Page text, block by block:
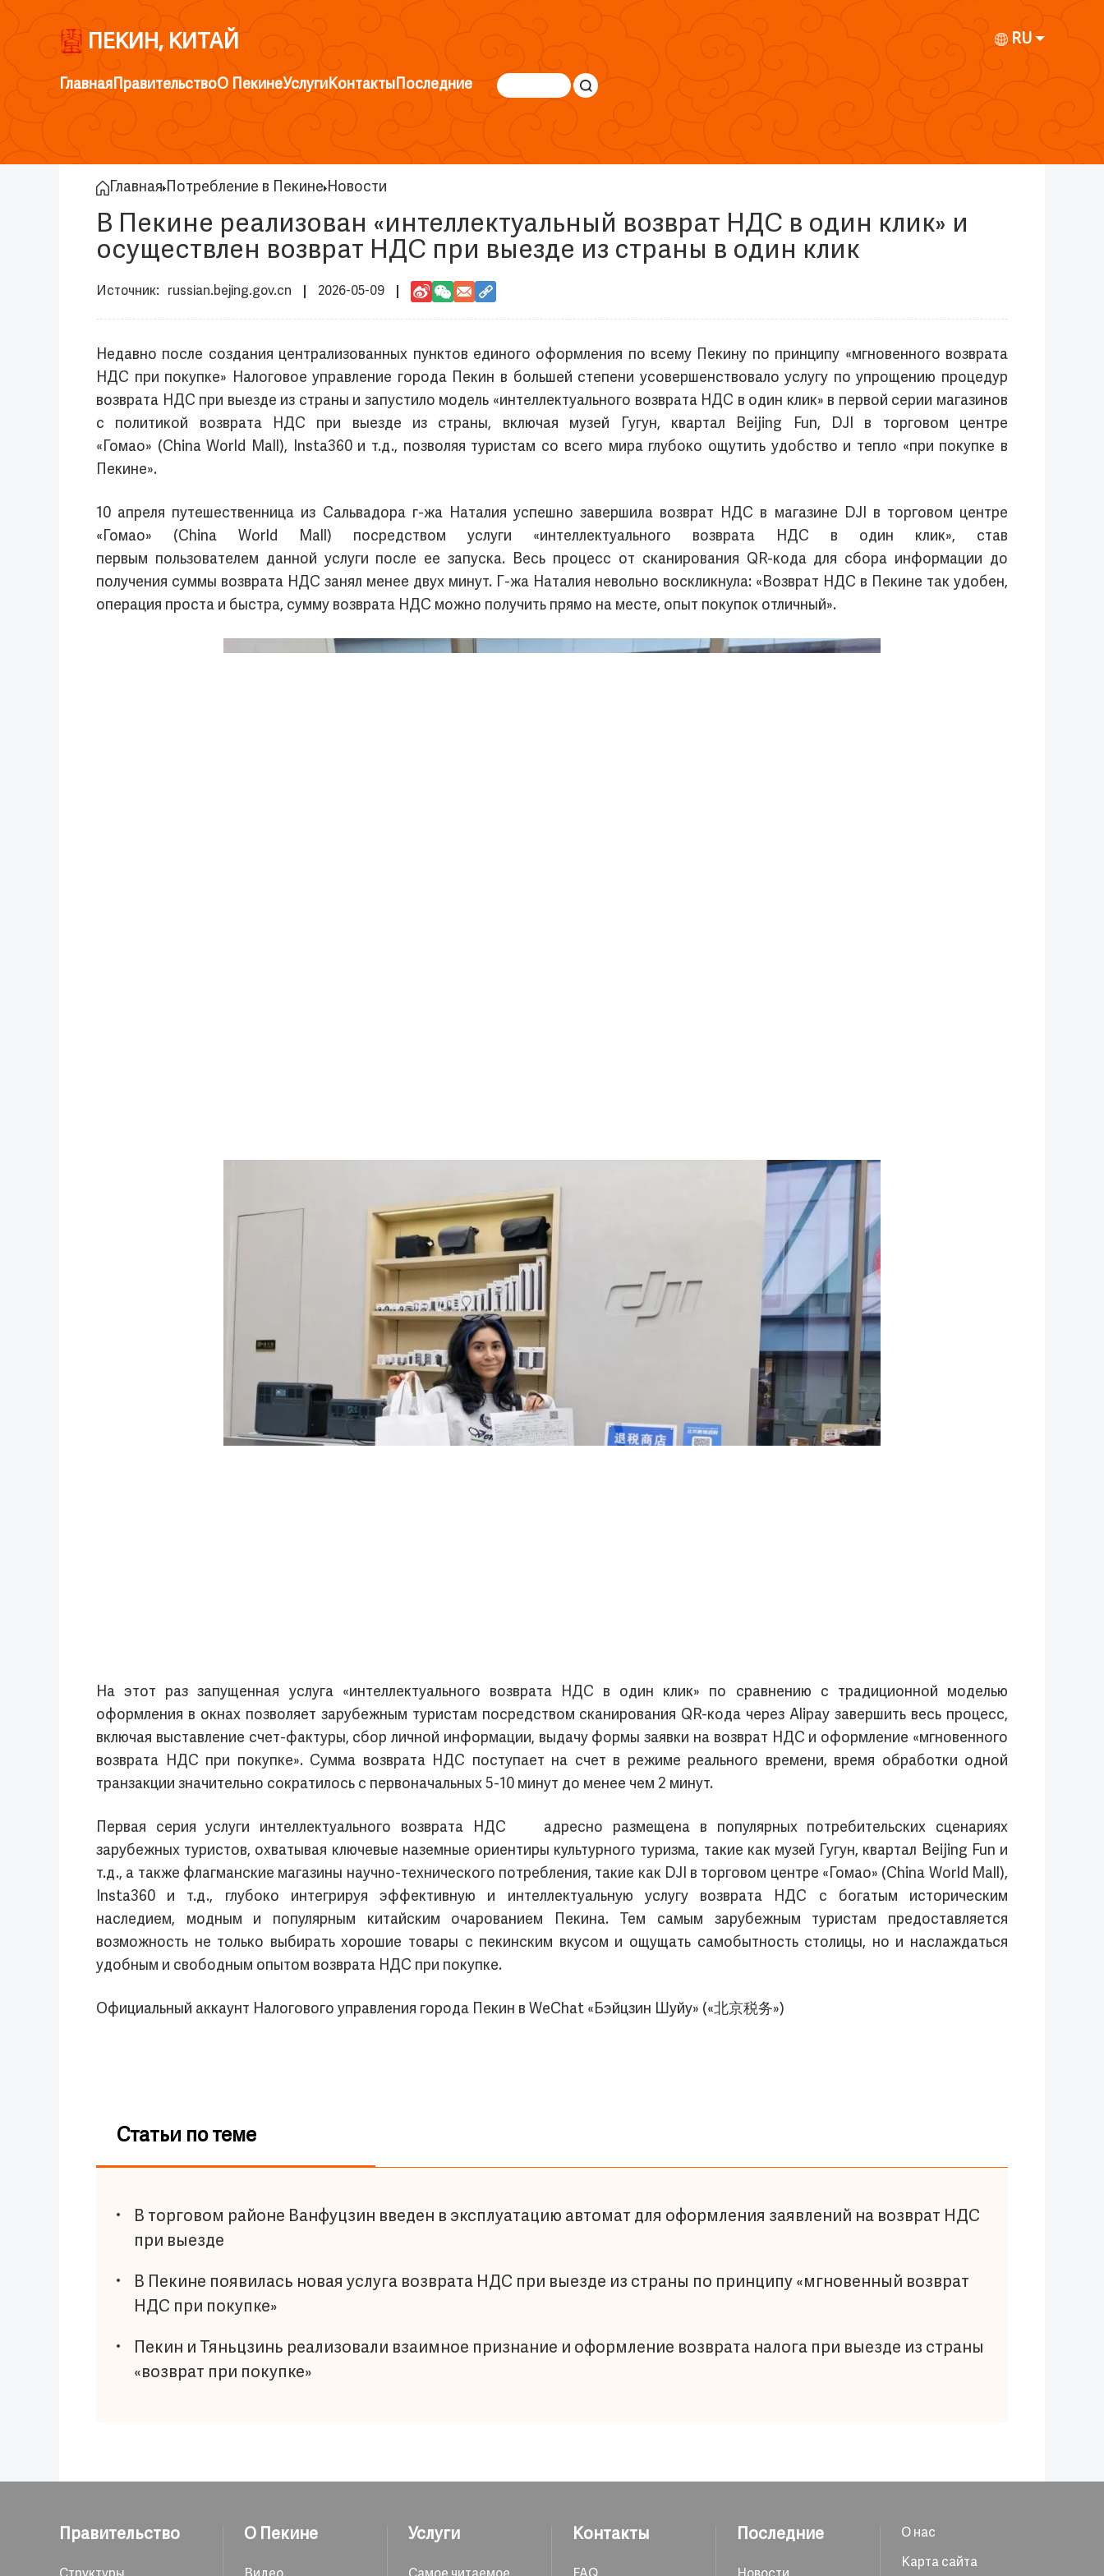
ПЕКИН, КИТАЙ RU
ГлавнаяПравительствоО ПекинеУслугиКонтактыПоследние
Главная Потребление в Пекине Новости
В Пекине реализован «интеллектуальный возврат НДС в один клик» и
осуществлен возврат НДС при выезде из страны в один клик
russian.bejing.gov.cn 2026-05-09
Недавно после создания централизованных пунктов единого оформления по всему Пекину по принципу «мгновенного возврата
НДС при покупке» Налоговое управление города Пекин в большей степени усовершенствовало услугу по упрощению процедур
возврата НДС при выезде из страны и запустило модель «интеллектуального возврата НДС в один клик» в первой серии магазинов
с политикой возврата НДС при выезде из страны, включая музей Гугун, квартал Beijing Fun, DJI в торговом центре
«Гомао» (China World Mall), Insta360 и т.д., позволяя туристам со всего мира глубоко ощутить удобство и тепло «при покупке в
Пекине».
10 апреля путешественница из Сальвадора г-жа Наталия успешно завершила возврат НДС в магазине DJI в торговом центре
«Гомао» (China World Mall) посредством услуги «интеллектуального возврата НДС в один клик», став
первым пользователем данной услуги после ее запуска. Весь процесс от сканирования QR-кода для сбора информации до
получения суммы возврата НДС занял менее двух минут. Г-жа Наталия невольно воскликнула: «Возврат НДС в Пекине так удобен,
операция проста и быстра, сумму возврата НДС можно получить прямо на месте, опыт покупок отличный».
На этот раз запущенная услуга «интеллектуального возврата НДС в один клик» по сравнению с традиционной моделью
оформления в окнах позволяет зарубежным туристам посредством сканирования QR-кода через Alipay завершить весь процесс,
включая выставление счет-фактуры, сбор личной информации, выдачу формы заявки на возврат НДС и оформление «мгновенного
возврата НДС при покупке». Сумма возврата НДС поступает на счет в режиме реального времени, время обработки одной
транзакции значительно сократилось с первоначальных 5-10 минут до менее чем 2 минут.
Первая серия услуги интеллектуального возврата НДС адресно размещена в популярных потребительских сценариях
зарубежных туристов, охватывая ключевые наземные ориентиры культурного туризма, такие как музей Гугун, квартал Beijing Fun и
т.д., а также флагманские магазины научно-технического потребления, такие как DJI в торговом центре «Гомао» (China World Mall),
Insta360 и т.д., глубоко интегрируя эффективную и интеллектуальную услугу возврата НДС с богатым историческим
наследием, модным и популярным китайским очарованием Пекина. Тем самым зарубежным туристам предоставляется
возможность не только выбирать хорошие товары с пекинским вкусом и ощущать самобытность столицы, но и наслаждаться
удобным и свободным опытом возврата НДС при покупке.
Официальный аккаунт Налогового управления города Пекин в WeChat «Бэйцзин Шуйу» («北京税务»)
Статьи по теме
В торговом районе Ванфуцзин введен в эксплуатацию автомат для оформления заявлений на возврат НДС
при выезде
В Пекине появилась новая услуга возврата НДС при выезде из страны по принципу «мгновенный возврат
НДС при покупке»
Пекин и Тяньцзинь реализовали взаимное признание и оформление возврата налога при выезде из страны
«возврат при покупке»
Правительство О Пекине Услуги Контакты Последние
О нас
Карта сайта